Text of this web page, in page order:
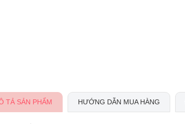
TẢ SẢN PHẨM HƯỚNG DẪN MUA HÀNG